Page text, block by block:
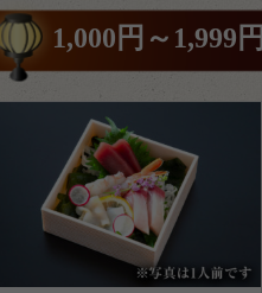
1,000円～1,999円